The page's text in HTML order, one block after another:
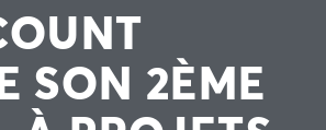
SON 2ÈME